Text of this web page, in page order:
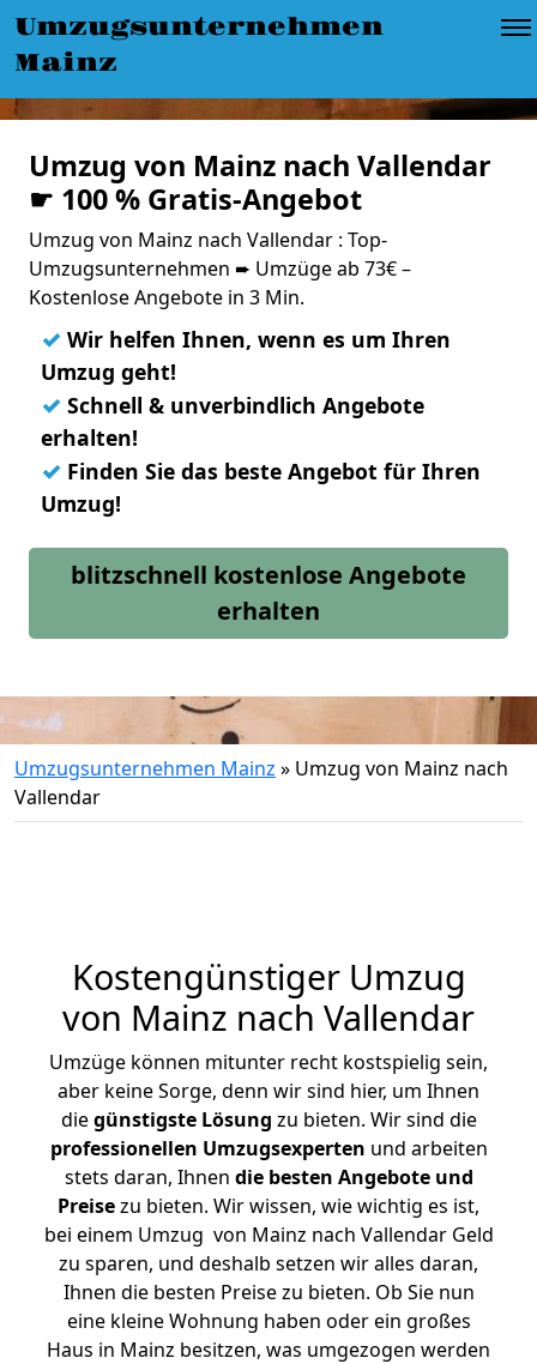
Umzugsunternehmen
Mainz
Umzug von Mainz nach Vallendar
☛ 100 % Gratis-Angebot
Umzug von Mainz nach Vallendar : Top-
Umzugsunternehmen ➨ Umzüge ab 73€ –
Kostenlose Angebote in 3 Min.
✓ Wir helfen Ihnen, wenn es um Ihren
Umzug geht!
✓ Schnell & unverbindlich Angebote
erhalten!
✓ Finden Sie das beste Angebot für Ihren
Umzug!
blitzschnell kostenlose Angebote
erhalten
Umzugsunternehmen Mainz » Umzug von Mainz nach
Vallendar
Kostengünstiger Umzug
von Mainz nach Vallendar
Umzüge können mitunter recht kostspielig sein,
aber keine Sorge, denn wir sind hier, um Ihnen
diegünstigste Lösung zu bieten. Wir sind die
professionellen Umzugsexperten und arbeiten
stets daran, Ihnen die besten Angebote und
Preisezu bieten. Wir wissen, wie wichtig es ist,
bei einem Umzug von Mainz nach Vallendar Geld
zu sparen, und deshalb setzen wir alles daran,
Ihnen die besten Preise zu bieten. Ob Sie nun
eine kleine Wohnung haben oder ein großes
Haus in Mainz besitzen, was umgezogen werden